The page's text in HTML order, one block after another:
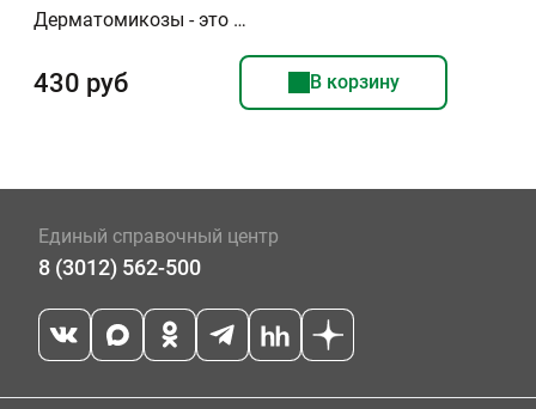
Дерматомикозы - это …
430 руб В корзину
Единый справочный центр
8 (3012) 562-500